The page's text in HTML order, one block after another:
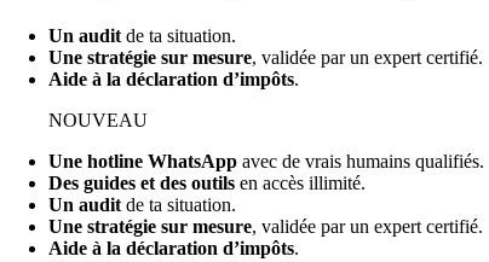
Un audit de ta situation.
Une stratégie sur mesure, validée par un expert certifié.
Aide à la déclaration d’impôts.
NOUVEAU
Une hotline WhatsApp avec de vrais humains qualifiés.
Des guides et des outils en accès illimité.
Un audit de ta situation.
Une stratégie sur mesure, validée par un expert certifié.
Aide à la déclaration d’impôts.